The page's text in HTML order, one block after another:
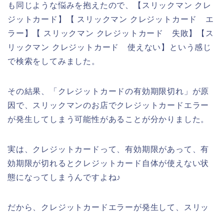
も同じような悩みを抱えたので、【スリックマン クレ
ジットカード】【 スリックマン クレジットカード エ
ラー】【 スリックマン クレジットカード 失敗】【ス
リックマン クレジットカード 使えない】という感じ
で検索をしてみました。
その結果、「クレジットカードの有効期限切れ」が原
因で、スリックマンのお店でクレジットカードエラー
が発生してしまう可能性があることが分かりました。
実は、クレジットカードって、有効期限があって、有
効期限が切れるとクレジットカード自体が使えない状
態になってしまうんですよね♪
だから、クレジットカードエラーが発生して、スリッ